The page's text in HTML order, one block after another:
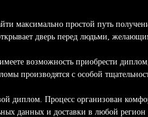
максимально простой путь
дверь перед людьми,
возможность приобрести диплом,
производятся с особой
диплом. Процесс организован
данных и доставки в любой